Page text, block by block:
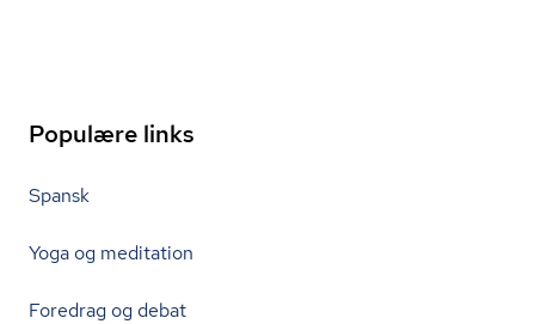
Populære links
Spansk
Yoga og meditation
Foredrag og debat